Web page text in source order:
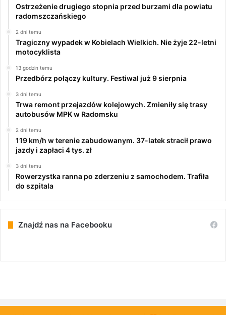
Ostrzeżenie drugiego stopnia przed burzami dla powiatu
radomszczańskiego
2 dni temu
Tragiczny wypadek w Kobielach Wielkich. Nie żyje 22-letni
motocyklista
13 godzin temu
Przedbórz połączy kultury. Festiwal już 9 sierpnia
3 dni temu
Trwa remont przejazdów kolejowych. Zmieniły się trasy
autobusów MPK w Radomsku
2 dni temu
119 km/h w terenie zabudowanym. 37-latek stracił prawo
jazdy i zapłaci 4 tys. zł
3 dni temu
Rowerzystka ranna po zderzeniu z samochodem. Trafiła
do szpitala
Znajdź nas na Facebooku